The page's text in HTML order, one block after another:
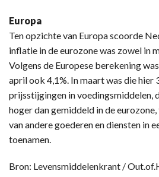
Europa
Ten opzichte van Europa scoorde
inflatie in de eurozone was zowel in
Volgens de Europese berekening
april ook 4,1%. In maart was die hier
prijsstijgingen in voedingsmiddelen,
hoger dan gemiddeld in de
van andere goederen en diensten in
toenamen.
Bron: Levensmiddelenkrant /